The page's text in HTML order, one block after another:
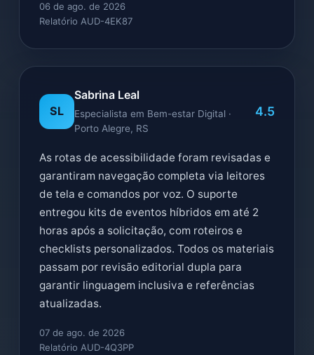
06 de ago. de 2026
Relatório AUD-4EK87
SL
Sabrina Leal
Especialista em Bem-estar Digital ·
Porto Alegre, RS
4.5
As rotas de acessibilidade foram revisadas e
garantiram navegação completa via leitores
de tela e comandos por voz. O suporte
entregou kits de eventos híbridos em até 2
horas após a solicitação, com roteiros e
checklists personalizados. Todos os materiais
passam por revisão editorial dupla para
garantir linguagem inclusiva e referências
atualizadas.
07 de ago. de 2026
Relatório AUD-4Q3PP